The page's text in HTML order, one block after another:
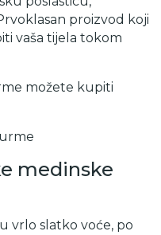
proizvod koji
vaša tijela tokom
možete kupiti
medinske
vrlo slatko voće, po